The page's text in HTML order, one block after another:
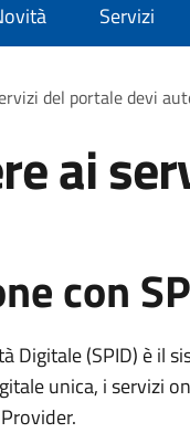
Servizi
del portale devi
ai
con
Digitale (SPID) è il
unica, i servizi